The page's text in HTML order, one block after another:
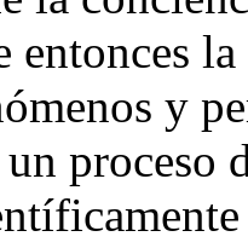
entonces
y
proceso